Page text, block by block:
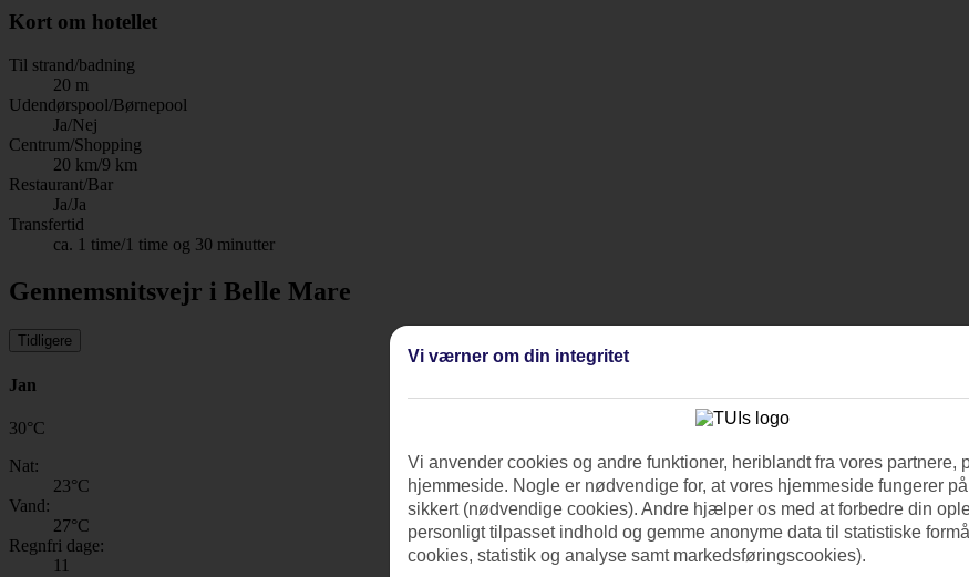
Kort om hotellet
Til strand/badning
20 m
Udendørspool/Børnepool
Ja/Nej
Centrum/Shopping
20 km/9 km
Restaurant/Bar
Ja/Ja
Transfertid
ca. 1 time/1 time og 30 minutter
Gennemsnitsvejr i Belle Mare
Tidligere
Jan
30°C
Nat:
23°C
Vand:
27°C
Regnfri dage:
11
Vi værner om din integritet
Vi anvender cookies og andre funktioner, heriblandt fra vores partnere,
hjemmeside. Nogle er nødvendige for, at vores hjemmeside fungerer
sikkert (nødvendige cookies). Andre hjælper os med at forbedre din
personligt tilpasset indhold og gemme anonyme data til statistiske
cookies, statistik og analyse samt markedsføringscookies).